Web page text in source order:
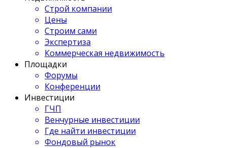
Строй компании
Цены
Строим сами
Экспертиза
Коммерческая недвижимость
Площадки
Форумы
Конференции
Инвестиции
ГЧП
Венчурные инвестиции
Где найти инвестиции
Фондовый рынок